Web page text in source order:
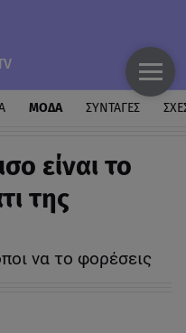
ΜΟΔΑ ΣΥΝΤΑΓΕΣ
είναι το
της
να το φορέσεις